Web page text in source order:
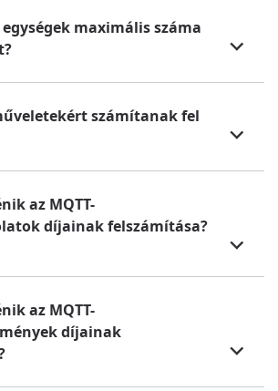
maximális száma
számítanak fel
az MQTT-
díjainak felszámítása?
az MQTT-
díjainak